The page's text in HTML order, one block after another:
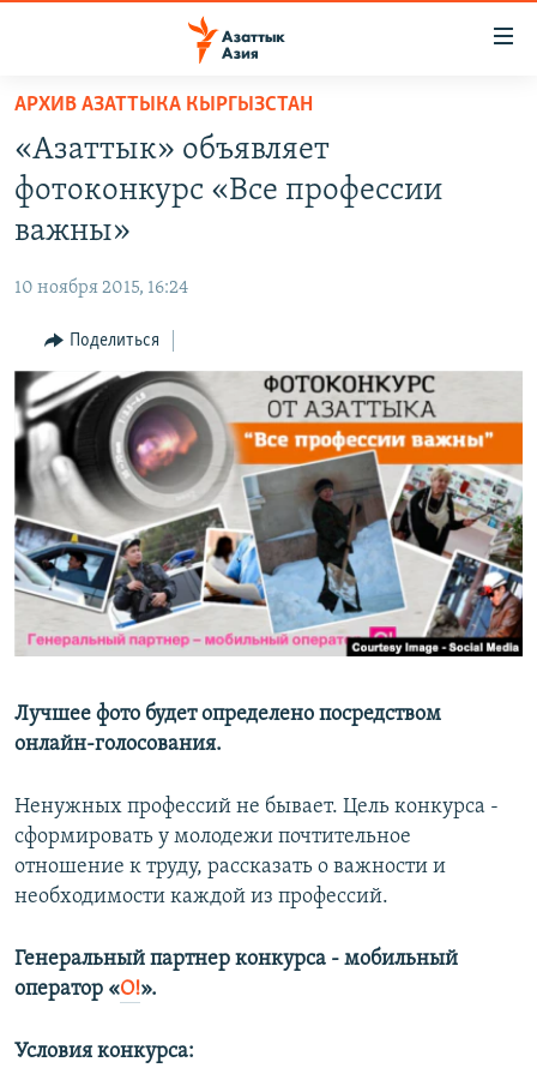
Вернуться
основному
содержанию
Вернутся
главной
навигации
Вернутся
поиску
ТАДЖИКИСТАН
НОВОСТИ
ВОЙНА В УКРАИНЕ
ҚАЗАҚША
КЫРГЫЗЧА
ЎЗБЕКЧА
ТОҶИКӢ
TÜRKMENÇE
Все сайты РСЕ/РС
АРХИВ АЗАТТЫКА КЫРГЫЗСТАН
«Азаттык» объявляет
фотоконкурс «Все профессии
важны»
10 ноября 2015, 16:24
Поделиться
Лучшее фото будет определено посредством
онлайн-голосования.
Ненужных профессий не бывает. Цель конкурса -
сформировать у молодежи почтительное
отношение к труду, рассказать о важности и
необходимости каждой из профессий.
Генеральный партнер конкурса - мобильный
оператор «O!».
Условия конкурса: